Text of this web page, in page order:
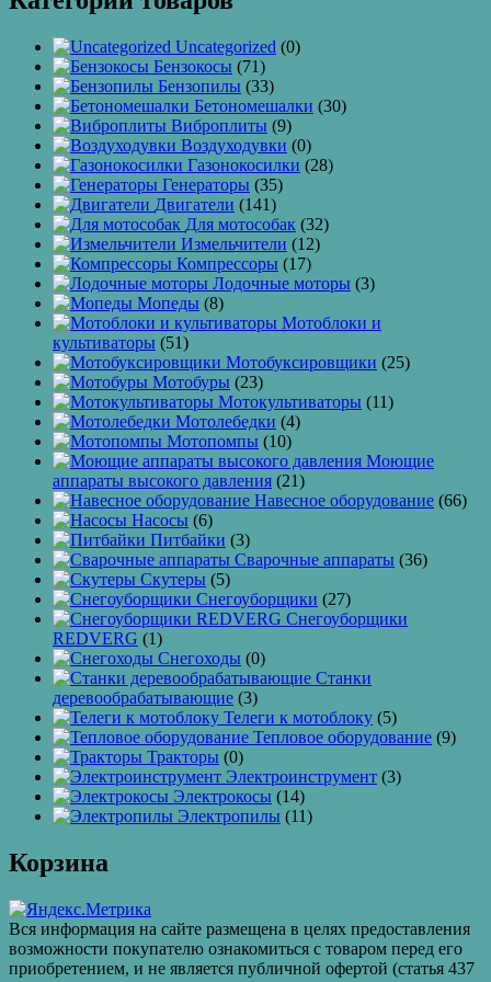
Uncategorized (0)
Бензокосы (71)
Бензопилы (33)
Бетономешалки (30)
Виброплиты (9)
Воздуходувки (0)
Газонокосилки (28)
Генераторы (35)
Двигатели (141)
Для мотособак (32)
Измельчители (12)
Компрессоры (17)
Лодочные моторы (3)
Мопеды (8)
Мотоблоки и
культиваторы (51)
Мотобуксировщики (25)
Мотобуры (23)
Мотокультиваторы (11)
Мотолебедки (4)
Мотопомпы (10)
Моющие
аппараты высокого давления (21)
Навесное оборудование (66)
Насосы (6)
Питбайки (3)
Сварочные аппараты (36)
Скутеры (5)
Снегоуборщики (27)
Снегоуборщики
REDVERG (1)
Снегоходы (0)
Станки
деревообрабатывающие (3)
Телеги к мотоблоку (5)
Тепловое оборудование (9)
Тракторы (0)
Электроинструмент (3)
Электрокосы (14)
Электропилы (11)
Корзина
Вся информация на сайте размещена в целях предоставления
возможности покупателю ознакомиться с товаром перед его
приобретением, и не является публичной офертой (статья 437